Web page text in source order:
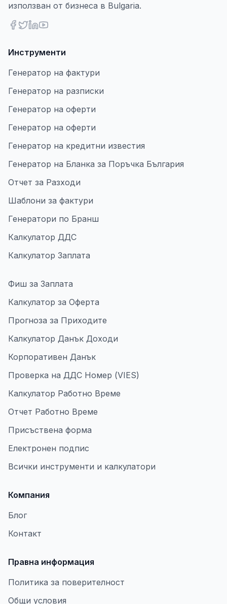
използван от бизнеса в Bulgaria.
Инструменти
Генератор на фактури
Генератор на разписки
Генератор на оферти
Генератор на оферти
Генератор на кредитни известия
Генератор на Бланка за Поръчка България
Отчет за Разходи
Шаблони за фактури
Генератори по Бранш
Калкулатор ДДС
Калкулатор Заплата
Фиш за Заплата
Калкулатор за Оферта
Прогноза за Приходите
Калкулатор Данък Доходи
Корпоративен Данък
Проверка на ДДС Номер (VIES)
Калкулатор Работно Време
Отчет Работно Време
Присъствена форма
Електронен подпис
Всички инструменти и калкулатори
Компания
Блог
Контакт
Правна информация
Политика за поверителност
Общи условия